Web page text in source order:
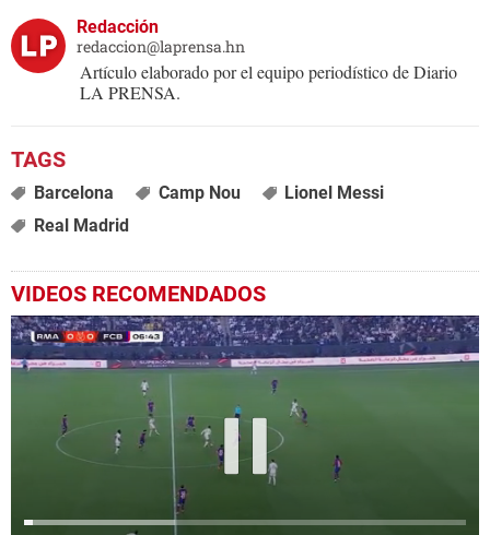
Redacción
redaccion@laprensa.hn
Artículo elaborado por el equipo periodístico de Diario
LA PRENSA.
Barcelona Camp Nou
Lionel Messi
Real Madrid
VIDEOS RECOMENDADOS